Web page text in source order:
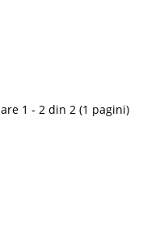
La Comanda
1 - 2 din 2 (1 pagini)